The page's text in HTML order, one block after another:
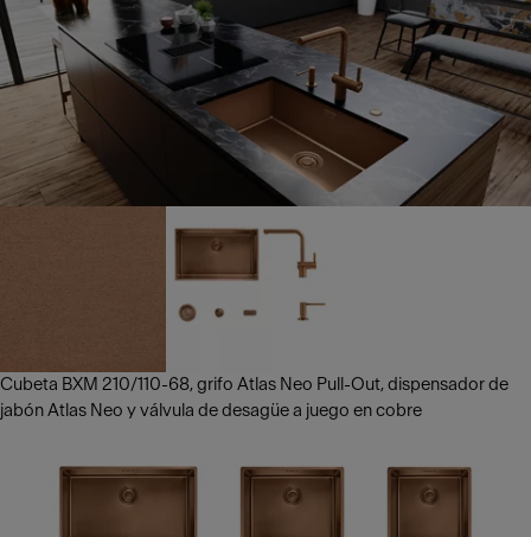
Cubeta BXM 210/110-68, grifo Atlas Neo Pull-Out, dispensador de
jabón Atlas Neo y válvula de desagüe a juego en cobre